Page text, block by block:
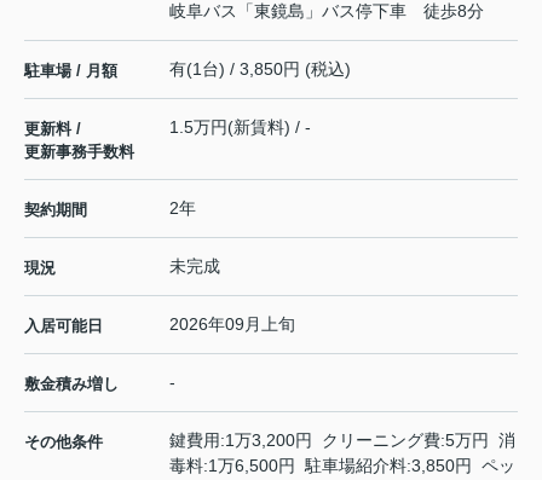
岐阜バス「東鏡島」バス停下車 徒歩8分
駐車場 / 月額 有(1台) / 3,850円 (税込)
更新料 /
更新事務手数料
1.5万円(新賃料) / -
契約期間 2年
現況 未完成
入居可能日 2026年09月上旬
敷金積み増し -
その他条件
鍵費用:1万3,200円 クリーニング費:5万円 消
毒料:1万6,500円 駐車場紹介料:3,850円 ペッ